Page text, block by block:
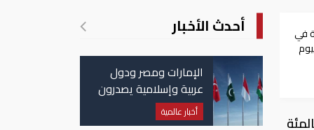
في
الآجلة للتسليم بعد ثلاثة أشهر في بورصة لندن للمعادن منخفضة 0.9 بالمئة
أحدث الأخبار
الإمارات ومصر ودول
عربية وإسلامية يصدرون
بيانا مشتركا بشأن
الانتهاكات الإسرائيلية
أخبار عالمية